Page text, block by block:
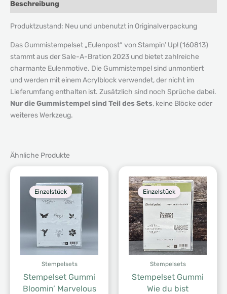
Beschreibung
Produktzustand: Neu und unbenutzt in Originalverpackung
Das Gummistempelset „Eulenpost“ von Stampin’ Up! (160813)
stammt aus der Sale-A-Bration 2023 und bietet zahlreiche
charmante Eulenmotive. Die Gummistempel sind unmontiert
und werden mit einem Acrylblock verwendet, der nicht im
Lieferumfang enthalten ist. Zusätzlich sind noch Sprüche dabei.
Nur die Gummistempel sind Teil des Sets, keine Blöcke oder
weiteres Werkzeug.
Ähnliche Produkte
Einzelstück
Stempelsets
Stempelset Gummi
Bloomin’ Marvelous
Einzelstück
Stempelsets
Stempelset Gummi
Wie du bist